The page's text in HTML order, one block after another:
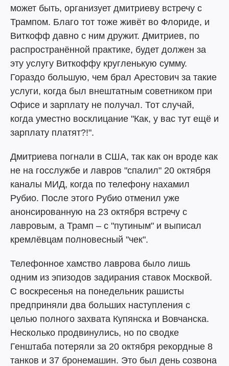
может быть, организует дмитриеву встречу с
Трампом. Благо тот тоже живёт во Флориде, и
Виткофф давно с ним дружит. Дмитриев, по
распространённой практике, будет должен за
эту услугу Виткоффу кругленькую сумму.
Гораздо большую, чем брал Арестович за такие
услуги, когда был внештатным советником при
Офисе и зарплату не получал. Тот случай,
когда уместно восклицание "Как, у вас тут ещё и
зарплату платят?!".
Дмитриева погнали в США, так как он вроде как
не на госслужбе и лавров "спалил" 20 октября
каналы МИД, когда по телефону нахамил
Рубио. После этого Рубио отменил уже
анонсированную на 23 октября встречу с
лавровым, а Трамп – с "путиным" и выписал
кремлёвцам полновесный "чек".
Телефонное хамство лаврова было лишь
одним из эпизодов задирания ставок Москвой.
С воскресенья на понедельник рашисты
предприняли два больших наступления с
целью полного захвата Купянска и Вовчанска.
Несколько продвинулись, но по сводке
Генштаба потеряли за 20 октября рекордные 8
танков и 37 бронемашин. Это был день созвона